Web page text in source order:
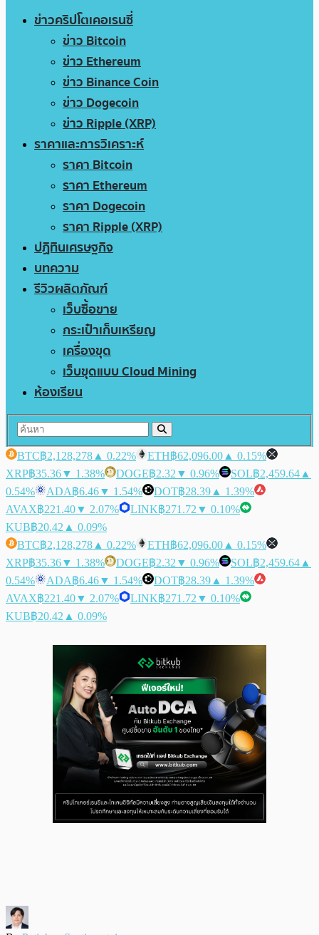
ข่าวคริปโตเคอเรนซี่
ข่าว Bitcoin
ข่าว Ethereum
ข่าว Binance Coin
ข่าว Dogecoin
ข่าว Ripple (XRP)
ราคาและการวิเคราะห์
ราคา Bitcoin
ราคา Ethereum
ราคา Dogecoin
ราคา Ripple (XRP)
ปฏิทินเศรษฐกิจ
บทความ
รีวิวผลิตภัณฑ์
เว็บซื้อขาย
กระเป๋าเก็บเหรียญ
เครื่องขุด
เว็บขุดแบบ Cloud Mining
ห้องเรียน
BTC฿2,128,278 ▲ 0.22% ETH฿62,096.00 ▲ 0.15%
XRP฿35.36▼ 1.38% DOGE฿2.32 ▼ 0.96% SOL฿2,459.64 ▲
0.54%
ADA฿6.46▼ 1.54% DOT฿28.39 ▲ 1.39%
AVAX฿221.40▼ 2.07% LINK฿271.72 ▼ 0.10%
KUB฿20.42 ▲ 0.09%
BTC฿2,128,278 ▲ 0.22% ETH฿62,096.00 ▲ 0.15%
XRP฿35.36▼ 1.38% DOGE฿2.32 ▼ 0.96% SOL฿2,459.64 ▲
0.54%
ADA฿6.46▼ 1.54% DOT฿28.39 ▲ 1.39%
AVAX฿221.40▼ 2.07% LINK฿271.72 ▼ 0.10%
KUB฿20.42 ▲ 0.09%